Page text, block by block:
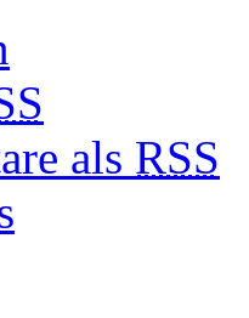
als RSS